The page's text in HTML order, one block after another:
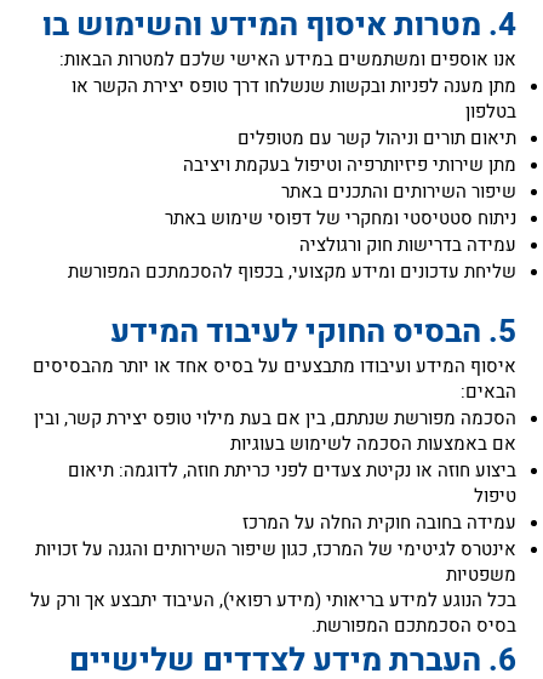
‏4. מטרות איסוף המידע והשימוש בו
‏אנו אוספים ומשתמשים במידע האישי שלכם למטרות הבאות:
‏מתן מענה לפניות ובקשות שנשלחו דרך טופס יצירת הקשר או
בטלפון
‏תיאום תורים וניהול קשר עם מטופלים
‏מתן שירותי פיזיותרפיה וטיפול בעקמת ויציבה
‏שיפור השירותים והתכנים באתר
‏ניתוח סטטיסטי ומחקרי של דפוסי שימוש באתר
‏עמידה בדרישות חוק ורגולציה
‏שליחת עדכונים ומידע מקצועי, בכפוף להסכמתכם המפורשת
‏איסוף המידע ועיבודו מתבצעים על בסיס אחד או יותר מהבסיסים
הבאים:
‏הסכמה מפורשת שנתתם, בין אם בעת מילוי טופס יצירת קשר, ובין
אם באמצעות הסכמה לשימוש בעוגיות
‏ביצוע חוזה או נקיטת צעדים לפני כריתת חוזה, לדוגמה: תיאום
טיפול
‏עמידה בחובה חוקית החלה על המרכז
‏אינטרס לגיטימי של המרכז, כגון שיפור השירותים והגנה על זכויות
משפטיות
‏בכל הנוגע למידע בריאותי (מידע רפואי), העיבוד יתבצע אך ורק על
בסיס הסכמתכם המפורשת.